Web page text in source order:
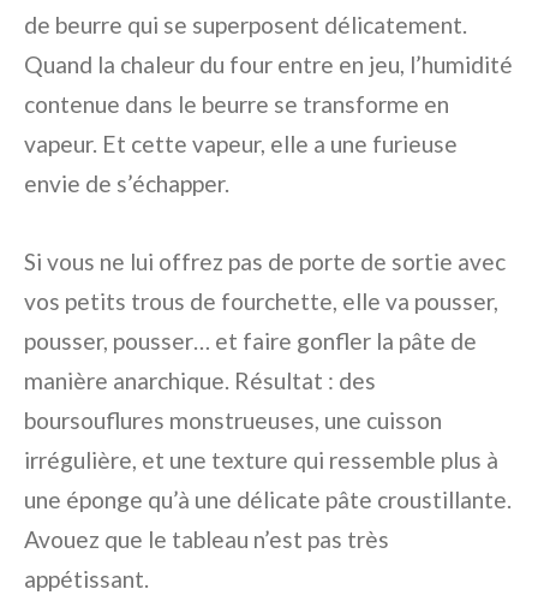
de beurre qui se superposent délicatement.
Quand la chaleur du four entre en jeu, l’humidité
contenue dans le beurre se transforme en
vapeur. Et cette vapeur, elle a une furieuse
envie de s’échapper.
Si vous ne lui offrez pas de porte de sortie avec
vos petits trous de fourchette, elle va pousser,
pousser, pousser… et faire gonfler la pâte de
manière anarchique. Résultat : des
boursouflures monstrueuses, une cuisson
irrégulière, et une texture qui ressemble plus à
une éponge qu’à une délicate pâte croustillante.
Avouez que le tableau n’est pas très
appétissant.